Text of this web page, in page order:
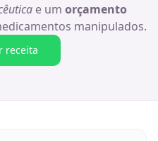
e um orçamento
manipulados.
receita